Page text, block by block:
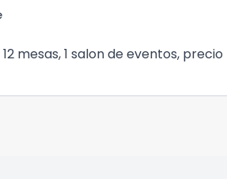
mesas, 1 salon de eventos, precio